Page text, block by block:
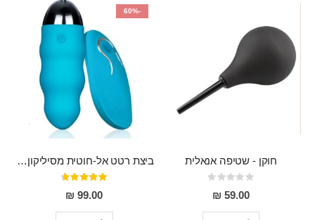
חוקן - שטיפה אנאלית
Rating:
0%
59.00 ₪
-60%
ביצת רטט אל-חוטית מסיליקון רפואי בגודל של 8 ס"מ ורוחב 3 ס"מ בעלת 20 מהירויות שונות "ENKI"
דירוג:
93%
99.00 ₪